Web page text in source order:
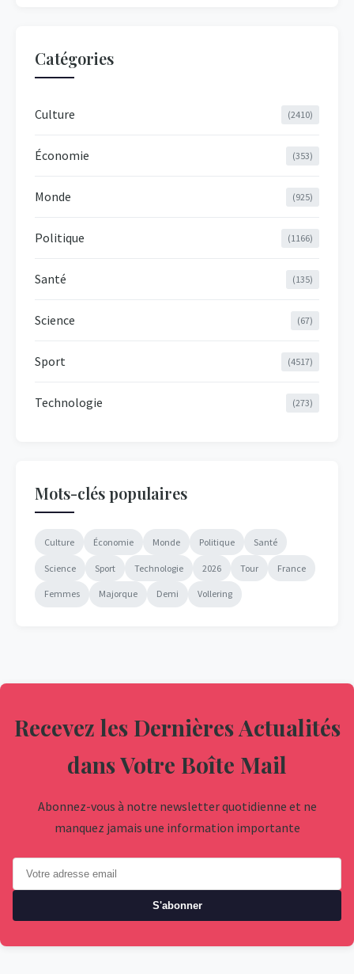
Catégories
Culture (2410)
Économie (353)
Monde (925)
Politique (1166)
Santé (135)
Science (67)
Sport (4517)
Technologie (273)
Mots-clés populaires
Culture Économie Monde Politique Santé
Science Sport Technologie 2026 Tour France
Femmes Majorque Demi Vollering
Recevez les Dernières Actualités
dans Votre Boîte Mail
Abonnez-vous à notre newsletter quotidienne et ne
manquez jamais une information importante
S'abonner